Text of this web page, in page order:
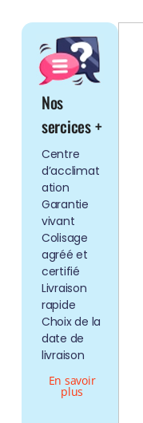
Nos
sercices +
Centre
d’acclimat
ation
Garantie
vivant
Colisage
agréé et
certifié
Livraison
rapide
Choix de la
date de
livraison
En savoir
plus